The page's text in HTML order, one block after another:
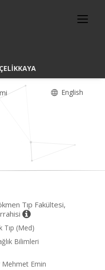
English
Tıp Fakültesi,
Tıp (Med)
Bilimleri
Mehmet Emin